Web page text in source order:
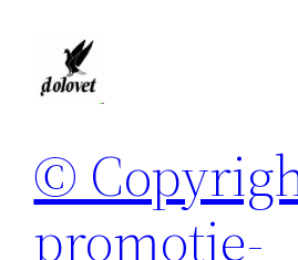
©
promotie-